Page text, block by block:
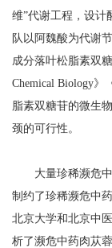
维”代谢工程，设计
队以阿魏酸为代谢
成分落叶松脂素双
Chemical Biology》
脂素双糖苷的微生
颈的可行性。
大量珍稀濒危
制约了珍稀濒危中
北京大学和北京中
析了濒危中药肉苁